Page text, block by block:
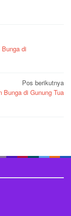
Bunga di
Pos berikutnya
Bunga di Gunung Tua